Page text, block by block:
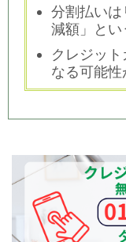
分割払い
減額」と
クレジッ
なる可能性